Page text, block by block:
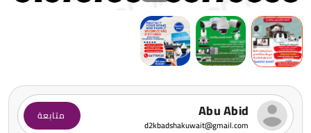
Abu Abid
d2kbadshakuwait@gmail.com
متابعة